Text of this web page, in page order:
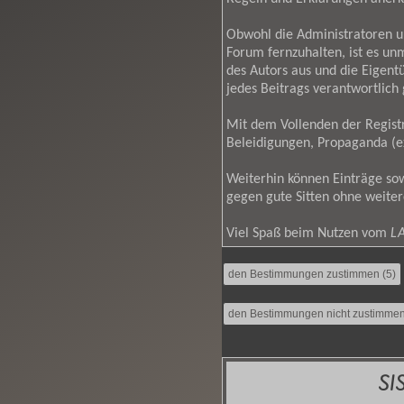
Obwohl die Administratoren
Forum fernzuhalten, ist es
des Autors aus und die
jedes Beitrags verantwortlich
Mit dem Vollenden der
Beleidigungen, Propaganda
Weiterhin können Einträge
gegen gute Sitten ohne
Viel Spaß beim Nutzen vom